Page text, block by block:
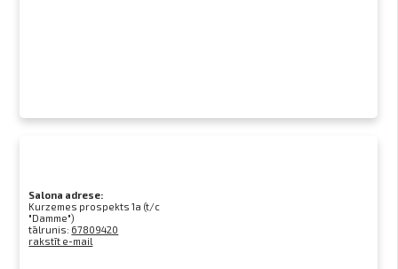
Salona adrese:
Kurzemes prospekts 1a (t/c
"Damme")
tālrunis: 67809420
rakstīt e-mail